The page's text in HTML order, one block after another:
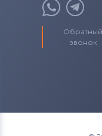
Обратный
звонок